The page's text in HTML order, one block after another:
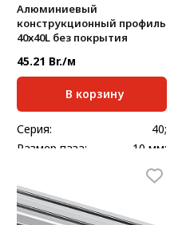
Алюминиевый
конструкционный профиль
40х40L без покрытия
45.21 Br./м
В корзину
Серия:
40;
Размер паза:
10 мм;
мм:
40x40
Стандартная длина,
мм: